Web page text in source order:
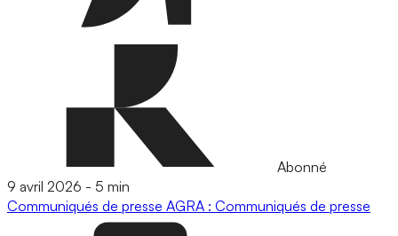
Abonné
9 avril 2026 - 5 min
Communiqués de presse AGRA : Communiqués de presse